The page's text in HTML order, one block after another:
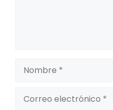
Nombre
electrónico